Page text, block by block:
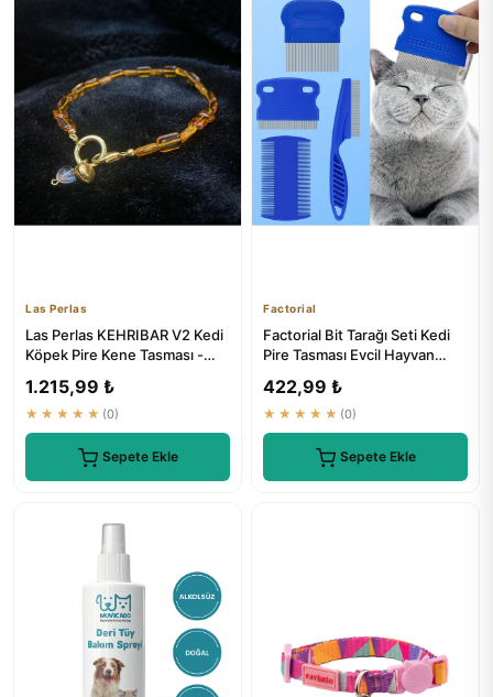
Las Perlas
Las Perlas KEHRIBAR V2 Kedi
Köpek Pire Kene Tasması -
1.215,99 ₺
★★★★★ (0)
Sepete Ekle
Factorial
Factorial Bit Tarağı Seti Kedi
Pire Tasması Evcil Hayvan
422,99 ₺
★★★★★ (0)
Sepete Ekle